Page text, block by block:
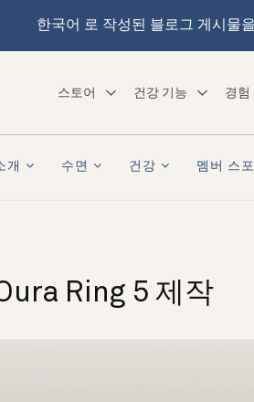
한국어 로 작성된 블로그 게시물
스토어 건강 기능 경험
개 수면 건강 멤버 스
Ring 5 제작